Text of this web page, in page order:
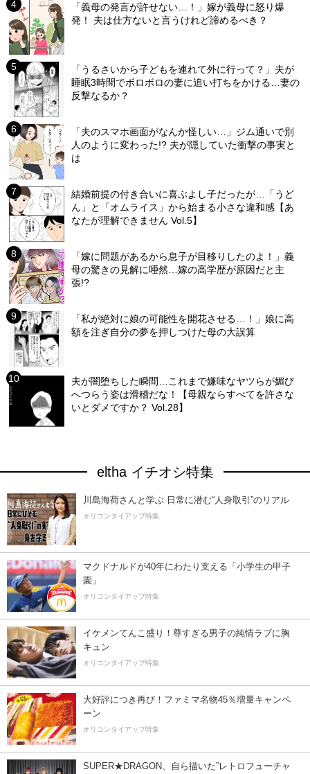
「義母の発言が許せない…！」嫁が義母に怒り爆
発！ 夫は仕方ないと言うけれど諦めるべき？
「うるさいから子どもを連れて外に行って？」夫が
睡眠3時間でボロボロの妻に追い打ちをかける…妻の
反撃なるか？
「夫のスマホ画面がなんか怪しい…」ジム通いで別
人のように変わった!? 夫が隠していた衝撃の事実と
は
結婚前提の付き合いに喜ぶよし子だったが…「うど
ん」と「オムライス」から始まる小さな違和感【あ
なたが理解できません Vol.5】
「嫁に問題があるから息子が目移りしたのよ！」義
母の驚きの見解に唖然…嫁の高学歴が原因だと主
張!?
「私が絶対に娘の可能性を開花させる…！」娘に高
額を注ぎ自分の夢を押しつけた母の大誤算
夫が闇堕ちした瞬間…これまで嫌味なヤツらが媚び
へつらう姿は滑稽だな！【母親ならすべてを許さな
いとダメですか？ Vol.28】
eltha イチオシ特集
川島海荷さんと学ぶ 日常に潜む“人身取引”のリアル
オリコンタイアップ特集
マクドナルドが40年にわたり支える「小学生の甲子
園」
オリコンタイアップ特集
イケメンてんこ盛り！尊すぎる男子の純情ラブに胸
キュン
オリコンタイアップ特集
大好評につき再び！ファミマ名物45％増量キャンペ
ーン
オリコンタイアップ特集
SUPER★DRAGON、自ら描いた”レトロフューチャ